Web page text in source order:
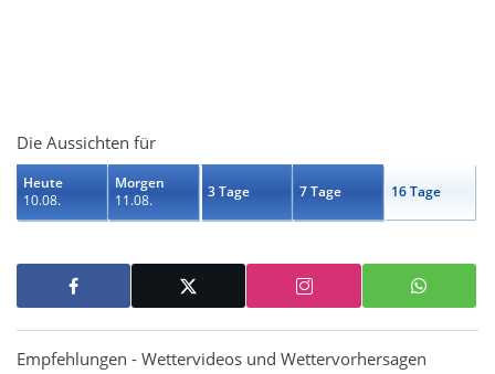
Die Aussichten für
Heute
10.08.
Morgen
11.08.
3 Tage 7 Tage 16 Tage
Empfehlungen - Wettervideos und Wettervorhersagen